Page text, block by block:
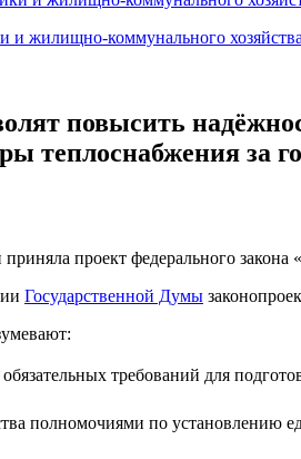
и жилищно-коммунального
повысить
теплоснабжения за
проект федерального
Государственной Думы
требований для
полномочиями по установлению